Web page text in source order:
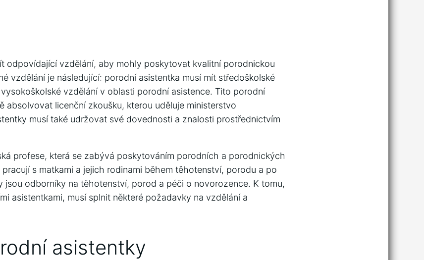
odpovídající vzdělání, aby mohly poskytovat kvalitní porodnickou
vzdělání je následující: porodní asistentka musí mít středoškolské
vzdělání v oblasti porodní asistence. Tito porodní
absolvovat licenční zkoušku, kterou uděluje ministerstvo
musí také udržovat své dovednosti a znalosti prostřednictvím
profese, která se zabývá poskytováním porodních a porodnických
s matkami a jejich rodinami během těhotenství, porodu a po
jsou odborníky na těhotenství, porod a péči o novorozence. K tomu,
asistentkami, musí splnit některé požadavky na vzdělání a
asistentky